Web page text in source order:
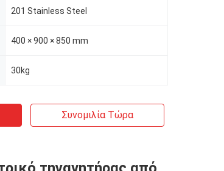
201 Stainless Steel
400 × 900 × 850 mm
30kg
Συνομιλία Τώρα